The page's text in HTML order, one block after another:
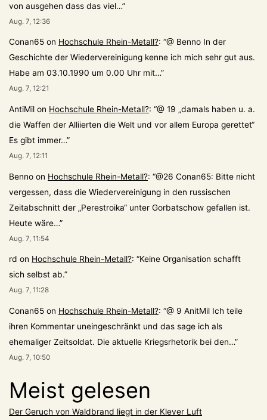
von ausgehen dass das viel…”
Aug. 7, 12:36
Conan65 on Hochschule Rhein-Metall?: “@ Benno In der
Geschichte der Wiedervereinigung kenne ich mich sehr gut aus.
Habe am 03.10.1990 um 0.00 Uhr mit…”
Aug. 7, 12:21
AntiMil on Hochschule Rhein-Metall?: “@ 19 „damals haben u. a.
die Waffen der Alliierten die Welt und vor allem Europa gerettet“
Es gibt immer…”
Aug. 7, 12:11
Benno on Hochschule Rhein-Metall?: “@26 Conan65: Bitte nicht
vergessen, dass die Wiedervereinigung in den russischen
Zeitabschnitt der „Perestroika“ unter Gorbatschow gefallen ist.
Heute wäre…”
Aug. 7, 11:54
rd on Hochschule Rhein-Metall?: “Keine Organisation schafft
sich selbst ab.”
Aug. 7, 11:28
Conan65 on Hochschule Rhein-Metall?: “@ 9 AnitMil Ich teile
ihren Kommentar uneingeschränkt und das sage ich als
ehemaliger Zeitsoldat. Die aktuelle Kriegsrhetorik bei den…”
Aug. 7, 10:50
Meist gelesen
Der Geruch von Waldbrand liegt in der Klever Luft